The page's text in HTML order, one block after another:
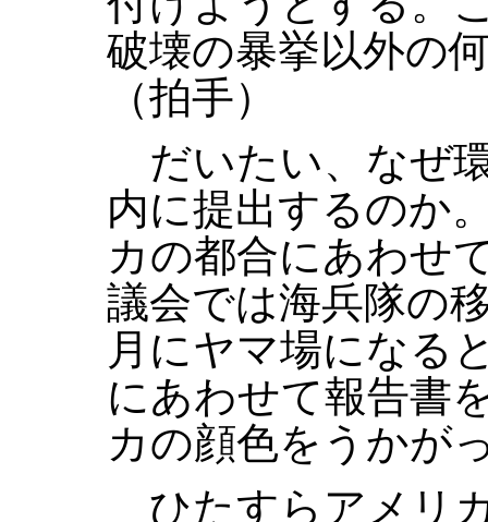
破壊の暴挙以外の
（拍手）
だいたい、なぜ
内に提出するのか
カの都合にあわせ
議会では海兵隊の
月にヤマ場になる
にあわせて報告書
カの顔色をうかが
ひたすらアメリ